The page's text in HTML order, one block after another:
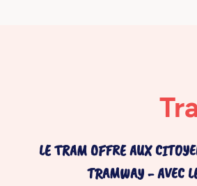
LE TRAM OFFRE AUX
TRAMWAY - AVEC